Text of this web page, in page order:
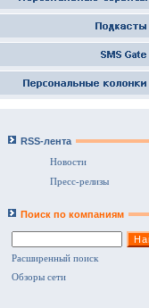
RSS-лента
Новости
Пресс-релизы
Поиск по компаниям
Расширенный поиск
Обзоры сети